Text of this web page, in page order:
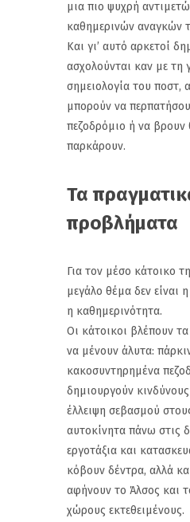
μια πιο ψυχρή
καθημερινών αναγκών
Και γι’ αυτό αρκετοί
ασχολούνται καν με τη
σημειολογία του ποστ,
μπορούν να
πεζοδρόμιο ή να βρουν
παρκάρουν.
Τα
προβλήματα
Για τον μέσο κάτοικο
μεγάλο θέμα δεν είναι
η καθημερινότητα.
Οι κάτοικοι βλέπουν
να μένουν άλυτα:
κακοσυντηρημένα
δημιουργούν κινδύνους
έλλειψη σεβασμού
αυτοκίνητα πάνω στις
εργοτάξια και
κόβουν δέντρα, αλλά
αφήνουν το Άλσος και
χώρους εκτεθειμένους.